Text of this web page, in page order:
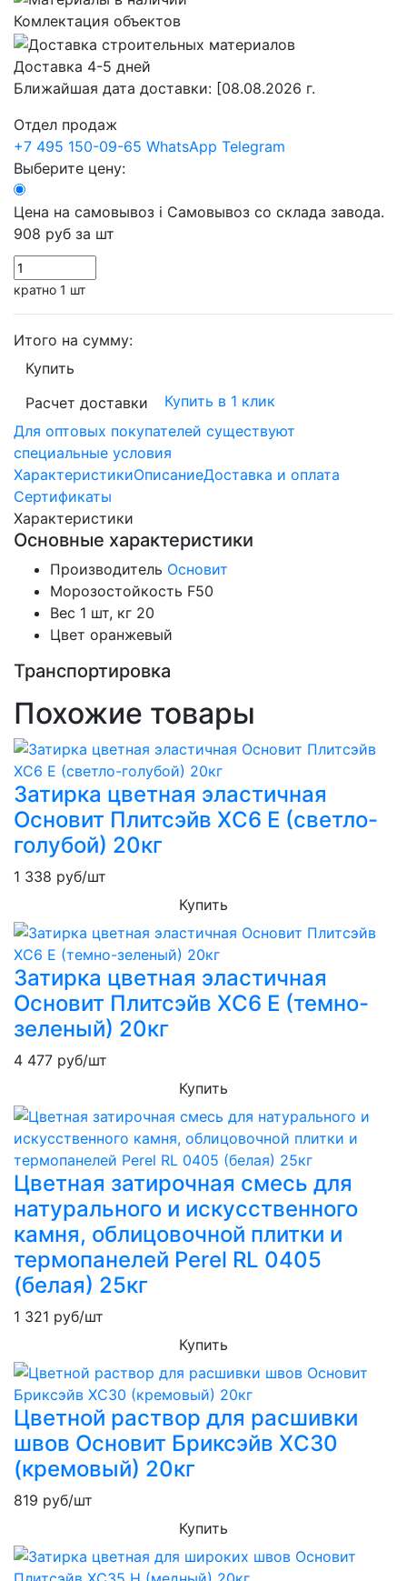
Комлектация объектов
Доставка 4-5 дней
Ближайшая дата доставки: [08.08.2026 г.
Отдел продаж
+7 495 150-09-65 WhatsApp Telegram
Выберите цену:
Цена на самовывоз i Самовывоз со склада завода.
908 руб за шт
кратно 1 шт
Итого на сумму:
Купить
Расчет доставки
Купить в 1 клик
Для оптовых покупателей существуют
специальные условия
ХарактеристикиОписаниеДоставка и оплата
Сертификаты
Характеристики
Основные характеристики
Производитель Основит
Морозостойкость F50
Вес 1 шт, кг 20
Цвет оранжевый
Транспортировка
Похожие товары
Затирка цветная эластичная
Основит Плитсэйв XC6 E (светло-
голубой) 20кг
1 338 руб/шт
Купить
Затирка цветная эластичная
Основит Плитсэйв XC6 E (темно-
зеленый) 20кг
4 477 руб/шт
Купить
Цветная затирочная смесь для
натурального и искусственного
камня, облицовочной плитки и
термопанелей Perel RL 0405
(белая) 25кг
1 321 руб/шт
Купить
Цветной раствор для расшивки
швов Основит Бриксэйв XC30
(кремовый) 20кг
819 руб/шт
Купить